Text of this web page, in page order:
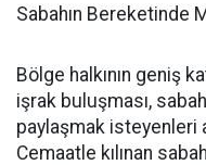
Sabahın Bereketinde
Bölge halkının geniş
işrak buluşması,
paylaşmak isteyenleri
Cemaatle kılınan